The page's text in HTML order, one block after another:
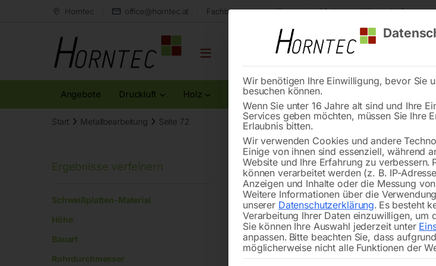
Horntec office@horntec.at Fachberatung aus Kärnten Markenqualität Lieferung
Angebote Druckluft Holz Metall Reinigung
Start Metallbearbeitung Seite 72
Backe vorne links 45°
Schweißplatten-Material
Höhe
Bauart
Rohrdurchmesser
Wir benötigen Ihre Einwilligung, bevor Sie
besuchen können.
Wenn Sie unter 16 Jahre alt sind und Ihre
Services geben möchten, müssen Sie Ihre
Erlaubnis bitten.
Wir verwenden Cookies und andere
Einige von ihnen sind essenziell, während
Website und Ihre Erfahrung zu verbessern.
können verarbeitet werden (z. B. IP-
Anzeigen und Inhalte oder die Messung
Weitere Informationen über die
unserer Datenschutzerklärung. Es besteht
Verarbeitung Ihrer Daten einzuwilligen, um
Sie können Ihre Auswahl jederzeit unter
anpassen. Bitte beachten Sie, dass
möglicherweise nicht alle Funktionen der